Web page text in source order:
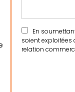
En
soient exploitées
relation